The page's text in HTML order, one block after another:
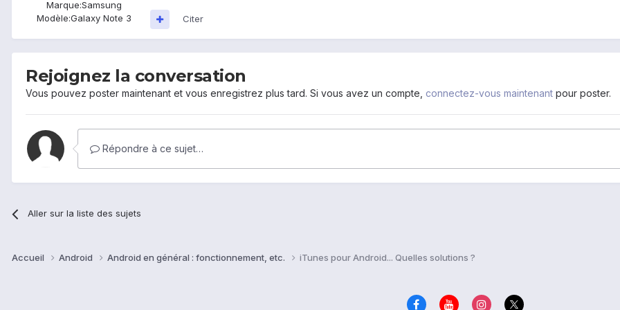
Marque:Samsung
Modèle:Galaxy Note 3 Citer
Rejoignez la conversation
Vous pouvez poster maintenant et vous enregistrez plus tard. Si vous avez un compte, connectez-vous maintenant pour poster.
Répondre à ce sujet…
Aller sur la liste des sujets
Accueil Android Android en général : fonctionnement, etc. iTunes pour Android... Quelles solutions ?